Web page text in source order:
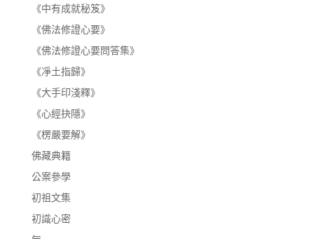
《中有成就秘笈》
《佛法修證心要》
《佛法修證心要問答集》
《凈土指歸》
《大手印淺釋》
《心經抉隱》
《楞嚴要解》
佛藏典籍
公案參學
初祖文集
初識心密